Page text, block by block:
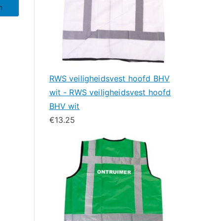
RWS veiligheidsvest hoofd BHV
wit - RWS veiligheidsvest hoofd
BHV wit
€13.25